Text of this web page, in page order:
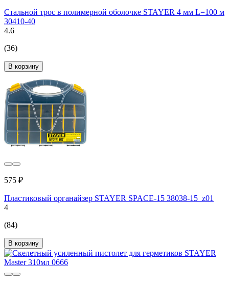
Стальной трос в полимерной оболочке STAYER 4 мм L=100 м
30410-40
4.6
(36)
В корзину
575 ₽
Пластиковый органайзер STAYER SPACE-15 38038-15_z01
4
(84)
В корзину